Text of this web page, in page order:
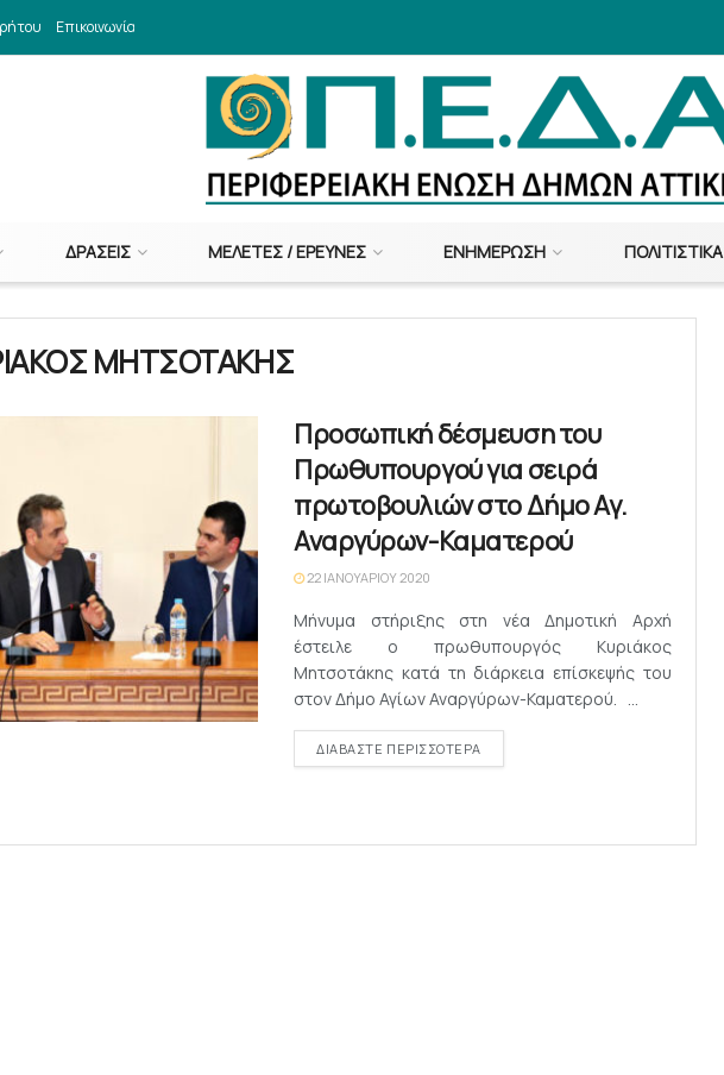
Επικοινωνία
ΔΡΆΣΕΙΣ ΜΕΛΈΤΕΣ / ΈΡΕΥΝΕΣ ΕΝΗΜΈΡΩΣΗ ΠΟΛΙΤΙΣΤΙΚΆ
ΜΗΤΣΟΤΑΚΗΣ
Προσωπική δέσμευση του
Πρωθυπουργού για σειρά
πρωτοβουλιών στο Δήμο Αγ.
Αναργύρων-Καματερού
22 ΙΑΝΟΥΑΡΊΟΥ 2020
Μήνυμα στήριξης στη νέα Δημοτική Αρχή
έστειλε ο πρωθυπουργός Κυριάκος
Μητσοτάκης κατά τη διάρκεια επίσκεψής του
στον Δήμο Αγίων Αναργύρων-Καματερού. ...
ΔΙΑΒΆΣΤΕ ΠΕΡΙΣΣΌΤΕΡΑ